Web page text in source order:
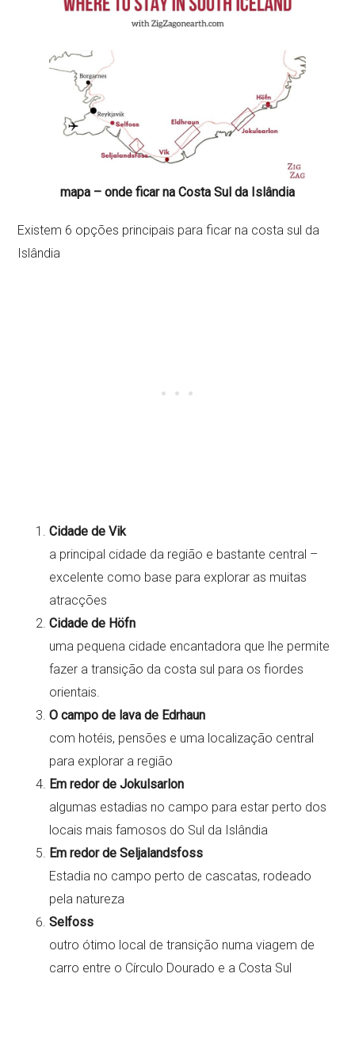
mapa – onde ficar na Costa Sul da Islândia
Existem 6 opções principais para ficar na costa sul da
Islândia
Cidade de Vik
a principal cidade da região e bastante central –
excelente como base para explorar as muitas
atracções
Cidade de Höfn
uma pequena cidade encantadora que lhe permite
fazer a transição da costa sul para os fiordes
orientais.
O campo de lava de Edrhaun
com hotéis, pensões e uma localização central
para explorar a região
Em redor de Jokulsarlon
algumas estadias no campo para estar perto dos
locais mais famosos do Sul da Islândia
Em redor de Seljalandsfoss
Estadia no campo perto de cascatas, rodeado
pela natureza
Selfoss
outro ótimo local de transição numa viagem de
carro entre o Círculo Dourado e a Costa Sul